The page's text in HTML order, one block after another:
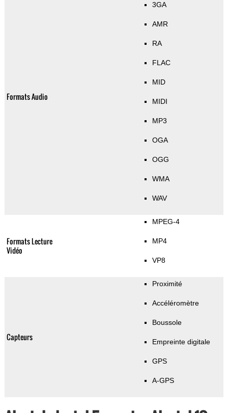
Formats Audio
3GA
AMR
RA
FLAC
MID
MIDI
MP3
OGA
OGG
WMA
WAV
Formats Lecture
Vidéo
MPEG-4
MP4
VP8
Capteurs
Proximité
Accéléromètre
Boussole
Empreinte digitale
GPS
A-GPS